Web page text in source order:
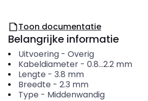
Toon documentatie
Belangrijke informatie
Uitvoering- Overig
Kabeldiameter- 0.8...2.2 mm
Lengte - 3.8 mm
Breedte - 2.3 mm
Type - Middenwandig